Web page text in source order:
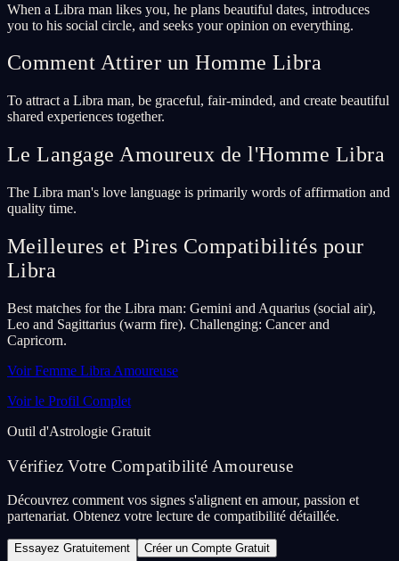
When a Libra man likes you, he plans beautiful dates, introduces
you to his social circle, and seeks your opinion on everything.
Comment Attirer un Homme Libra
To attract a Libra man, be graceful, fair-minded, and create beautiful
shared experiences together.
Le Langage Amoureux de l'Homme Libra
The Libra man's love language is primarily words of affirmation and
quality time.
Meilleures et Pires Compatibilités pour
Libra
Best matches for the Libra man: Gemini and Aquarius (social air),
Leo and Sagittarius (warm fire). Challenging: Cancer and
Capricorn.
Voir Femme Libra Amoureuse
Voir le Profil Complet
Outil d'Astrologie Gratuit
Vérifiez Votre Compatibilité Amoureuse
Découvrez comment vos signes s'alignent en amour, passion et
partenariat. Obtenez votre lecture de compatibilité détaillée.
Essayez Gratuitement Créer un Compte Gratuit